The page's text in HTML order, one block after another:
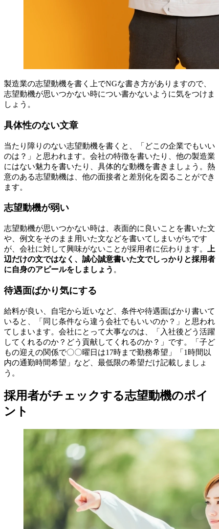
製造業の志望動機を書く上でNGな書き方がありますので、
志望動機が思いつかない時につい書かないように気をつけま
しょう。
具体性のない文章
当たり障りのない志望動機を書くと、「どこの企業でもいい
のは？」と思われます。会社の特徴を書いたり、他の製造業
にはない魅力を書いたり、具体的な動機を書きましょう。熱
意のある志望動機は、他の面接者と差別化を図ることができ
ます。
志望動機が弱い
志望動機が思いつかない時は、表面的に良いことを書いた文
や、例文をそのまま用いた文などを書いてしまいがちです
が、会社に対して興味がないことが採用者に伝わります。
上
辺だけの文ではなく、誠心誠意書いた文でしっかりと採用者
に自身のアピールをしましょう 。
待遇面ばかり気にする
給料が良い、自宅から近いなど、条件や待遇面ばかり書いて
いると、「同じ条件なら違う会社でもいいのか？」と思われ
てしまいます。会社にとって大事なのは、「入社後どう活躍
してくれるのか？どう貢献してくれるのか？」です。「子ど
もの迎えの関係で〇〇曜日は17時まで勤務希望」「1時間以
内の通勤時間希望」など、最低限の希望だけ記載しましょ
う。
採用者がチェックする志望動機のポイ
ント